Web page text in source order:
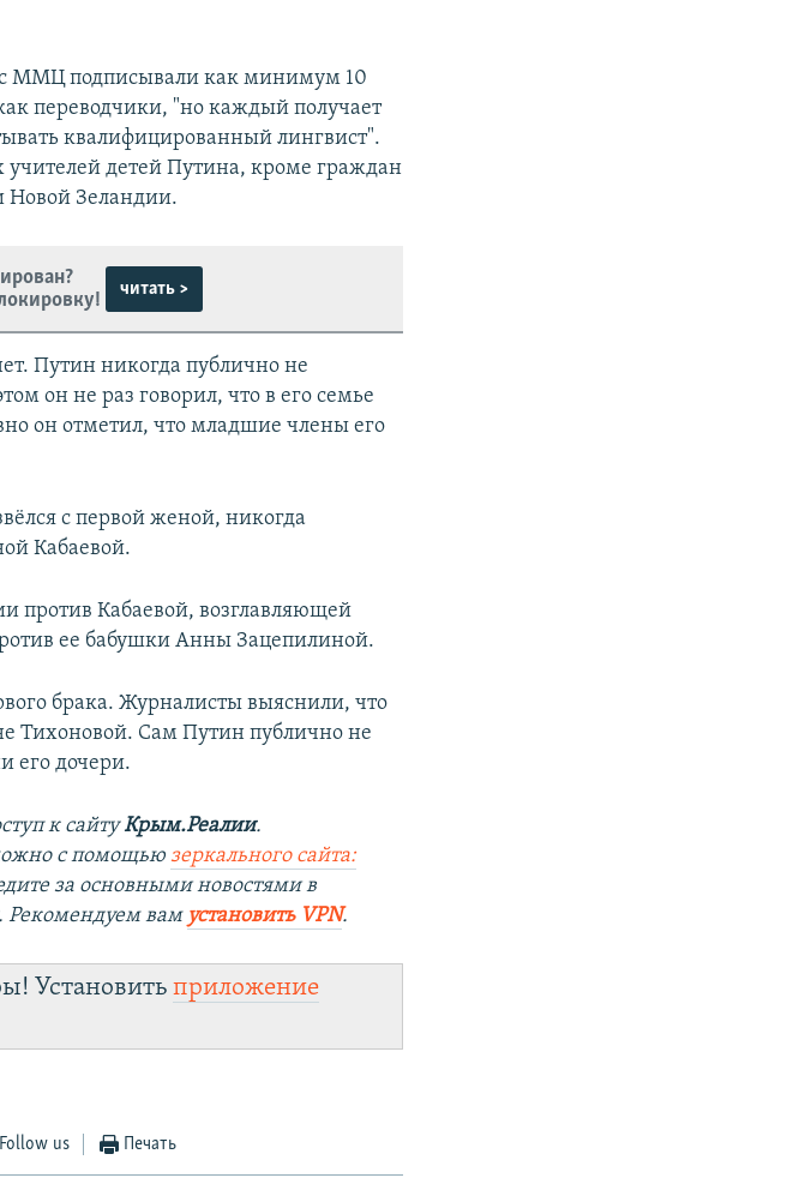
с ММЦ подписывали как минимум 10
переводчики, "но каждый получает
квалифицированный лингвист".
учителей детей Путина, кроме граждан
Новой Зеландии.
читать >
Путин никогда публично не
он не раз говорил, что в его семье
он отметил, что младшие члены его
с первой женой, никогда
Кабаевой.
против Кабаевой, возглавляющей
ее бабушки Анны Зацепилиной.
брака. Журналисты выяснили, что
Тихоновой. Сам Путин публично не
его дочери.
к сайтуКрым.Реалии.
с помощьюзеркального сайта:
за основными новостями в
Рекомендуем вам установить VPN.
Установитьприложение
Follow us Печать